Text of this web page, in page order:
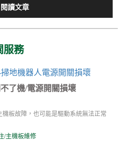
閱讀文章
服務
了機/電源開關損壞
板故障，也可能是驅動系統無法正常
/主機板維修